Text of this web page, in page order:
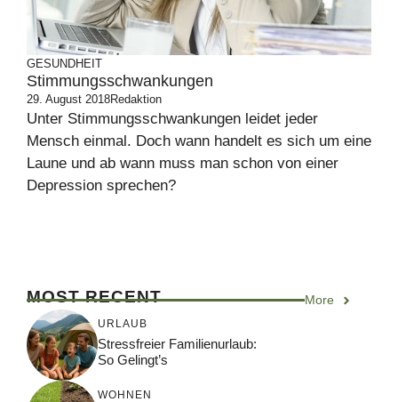
GESUNDHEIT
Stimmungsschwankungen
29. August 2018Redaktion
Unter Stimmungsschwankungen leidet jeder
Mensch einmal. Doch wann handelt es sich um eine
Laune und ab wann muss man schon von einer
Depression sprechen?
MOST RECENT More
URLAUB
Stressfreier Familienurlaub:
So Gelingt’s
WOHNEN